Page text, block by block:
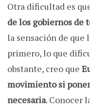
Otra dificultad es
de los gobiernos de
la sensación de que
primero, lo que
obstante, creo que
movimiento si
necesaria. Conocer